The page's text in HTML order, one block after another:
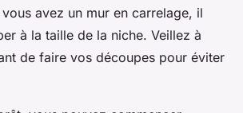
avez un mur en carrelage, il
à la taille de la niche. Veillez à
de faire vos découpes pour éviter